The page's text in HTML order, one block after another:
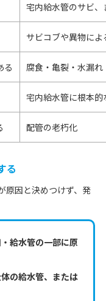
宅内給水管のサビ
サビコブや異物に
る 腐食・亀裂・水漏れ
宅内給水管に根本
配管の老朽化
る
原因と決めつけず、発
給水管の一部に原
の給水管、または